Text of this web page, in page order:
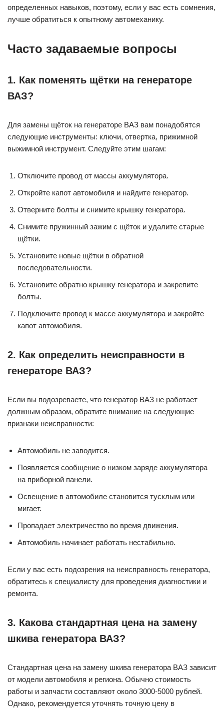
определенных навыков, поэтому, если у вас есть сомнения,
лучше обратиться к опытному автомеханику.
Часто задаваемые вопросы
1. Как поменять щётки на генераторе
ВАЗ?
Для замены щёток на генераторе ВАЗ вам понадобятся
следующие инструменты: ключи, отвертка, прижимной
выжимной инструмент. Следуйте этим шагам:
Отключите провод от массы аккумулятора.
Откройте капот автомобиля и найдите генератор.
Отверните болты и снимите крышку генератора.
Снимите пружинный зажим с щёток и удалите старые
щётки.
Установите новые щётки в обратной
последовательности.
Установите обратно крышку генератора и закрепите
болты.
Подключите провод к массе аккумулятора и закройте
капот автомобиля.
2. Как определить неисправности в
генераторе ВАЗ?
Если вы подозреваете, что генератор ВАЗ не работает
должным образом, обратите внимание на следующие
признаки неисправности:
Автомобиль не заводится.
Появляется сообщение о низком заряде аккумулятора
на приборной панели.
Освещение в автомобиле становится тусклым или
мигает.
Пропадает электричество во время движения.
Автомобиль начинает работать нестабильно.
Если у вас есть подозрения на неисправность генератора,
обратитесь к специалисту для проведения диагностики и
ремонта.
3. Какова стандартная цена на замену
шкива генератора ВАЗ?
Стандартная цена на замену шкива генератора ВАЗ зависит
от модели автомобиля и региона. Обычно стоимость
работы и запчасти составляют около 3000-5000 рублей.
Однако, рекомендуется уточнять точную цену в